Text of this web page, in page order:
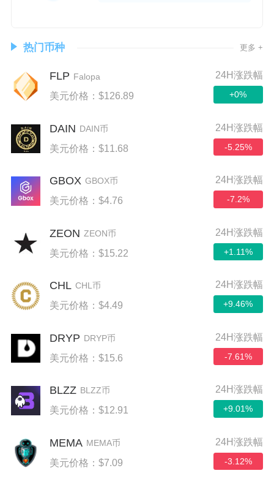
热门币种 更多 +
FLP Falopa
美元价格：$126.89
24H涨跌幅
+0%
DAIN DAIN币
美元价格：$11.68
24H涨跌幅
-5.25%
GBOX GBOX币
美元价格：$4.76
24H涨跌幅
-7.2%
ZEON ZEON币
美元价格：$15.22
24H涨跌幅
+1.11%
CHL CHL币
美元价格：$4.49
24H涨跌幅
+9.46%
DRYP DRYP币
美元价格：$15.6
24H涨跌幅
-7.61%
BLZZ BLZZ币
美元价格：$12.91
24H涨跌幅
+9.01%
MEMA MEMA币
美元价格：$7.09
24H涨跌幅
-3.12%